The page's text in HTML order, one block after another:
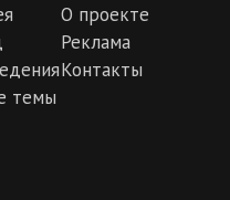
темы
О проекте
Реклама
Контакты